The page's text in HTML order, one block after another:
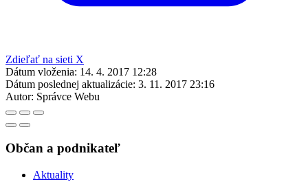
Zdieľať na sieti X
Dátum vloženia: 14. 4. 2017 12:28
Dátum poslednej aktualizácie: 3. 11. 2017 23:16
Autor: Správce Webu
Občan a podnikateľ
Aktuality